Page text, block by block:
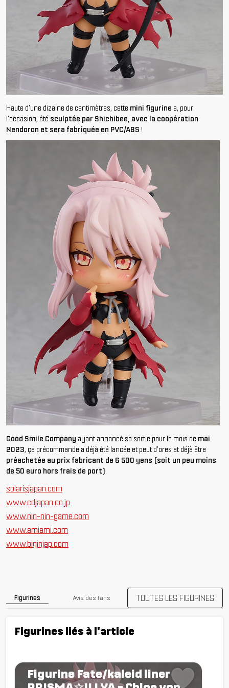
Haute d'une dizaine de centimètres, cette mini figurine a, pour
l'occasion, été sculptée par Shichibee, avec la coopération
Nendoron et sera fabriquée en PVC/ABS !
Good Smile Company ayant annoncé sa sortie pour le mois de mai
2023, ça précommande a déjà été lancée et peut d'ores et déjà être
préachetée au prix fabricant de 6 500 yens (soit un peu moins
de 50 euro hors frais de port).
solarisjapan.com
www.cdjapan.co.jp
www.nin-nin-game.com
www.amiami.com
www.biginjap.com
Figurines Avis des fans TOUTES LES FIGURINES
Figurines liés à l'article
Figurine Fate/kaleid liner